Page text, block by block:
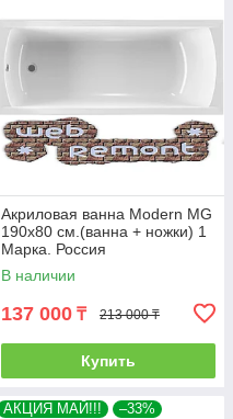
Акриловая ванна Modern MG
190х80 см.(ванна + ножки) 1
Марка. Россия
В наличии
137 000 ₸ 213 000 ₸
Купить
АКЦИЯ МАЙ!!! –33%